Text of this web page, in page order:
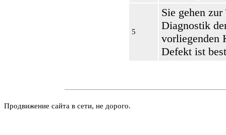
5
Sie gehen zur
Diagnostik
vorliegenden
Defekt ist
Продвижение сайта в сети, не дорого.